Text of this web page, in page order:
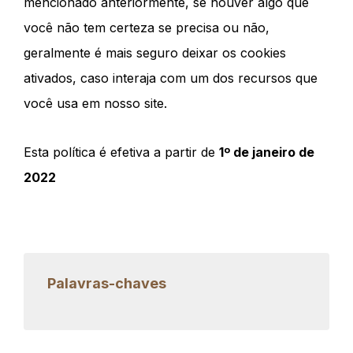
você não tem certeza se precisa ou não,
geralmente é mais seguro deixar os cookies
ativados, caso interaja com um dos recursos que
você usa em nosso site.
Esta política é efetiva a partir de 1º de janeiro de
2022
Palavras-chaves